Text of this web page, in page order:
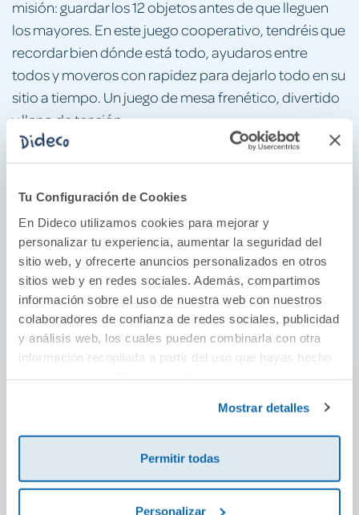
Tu Configuración de Cookies
En Dideco utilizamos cookies para mejorar y
personalizar tu experiencia, aumentar la seguridad del
sitio web, y ofrecerte anuncios personalizados en otros
sitios web y en redes sociales. Además, compartimos
información sobre el uso de nuestra web con nuestros
colaboradores de confianza de redes sociales, publicidad
y análisis web, los cuales pueden combinarla con otra
información recopilada a partir del uso que hayas hecho
Mostrar detalles
Permitir todas
Personalizar
misión: guardar los 12 objetos antes de que lleguen
los mayores. En este juego cooperativo, tendréis que
recordar bien dónde está todo, ayudaros entre
todos y moveros con rapidez para dejarlo todo en su
sitio a tiempo. Un juego de mesa frenético, divertido
y lleno de tensión.
Estimula la memoria visual, la atención y la agilidad
mental, además de favorecer el trabajo en equipo y
la toma de decisiones rápidas. También refuerza la
concentración, la organización y la capacidad de
reacción ante situaciones cambiantes.
Nos fascina su diseño, con ilustraciones
encantadoras y materiales de primera calidad.
También podría gustarte...